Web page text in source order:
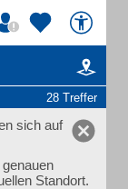
28 Treffer
sich auf
Standort.